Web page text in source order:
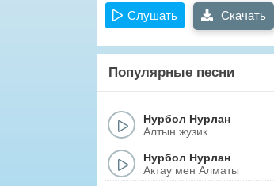
Слушать Скачать
Популярные песни
Нурбол Нурлан
Алтын жузик
Нурбол Нурлан
Актау мен Алматы